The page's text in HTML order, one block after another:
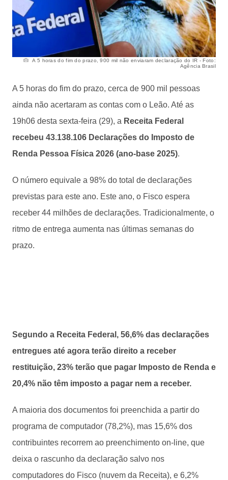
A 5 horas do fim do prazo, 900 mil não enviaram declaração do IR - Foto:
Agência Brasil
A 5 horas do fim do prazo, cerca de 900 mil pessoas
ainda não acertaram as contas com o Leão. Até as
19h06 desta sexta-feira (29), a Receita Federal
recebeu 43.138.106 Declarações do Imposto de
Renda Pessoa Física 2026 (ano-base 2025).
O número equivale a 98% do total de declarações
previstas para este ano. Este ano, o Fisco espera
receber 44 milhões de declarações. Tradicionalmente, o
ritmo de entrega aumenta nas últimas semanas do
prazo.
Segundo a Receita Federal, 56,6% das declarações
entregues até agora terão direito a receber
restituição, 23% terão que pagar Imposto de Renda e
20,4% não têm imposto a pagar nem a receber.
A maioria dos documentos foi preenchida a partir do
programa de computador (78,2%), mas 15,6% dos
contribuintes recorrem ao preenchimento on-line, que
deixa o rascunho da declaração salvo nos
computadores do Fisco (nuvem da Receita), e 6,2%